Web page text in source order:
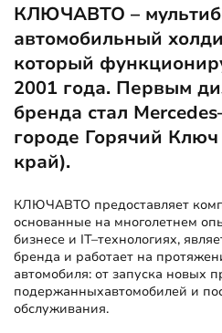
КЛЮЧАВТО –
автомобильный
который
2001 года. Первым
бренда стал
городе Горячий
край).
КЛЮЧАВТО предоставляет
основанные на многолетнем
бизнесе и IT–технологиях,
бренда и работает на
автомобиля: от запуска новых
подержанныхавтомобилей и
обслуживания.